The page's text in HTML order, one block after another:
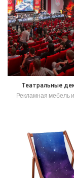
Театральные
Рекламная мебель